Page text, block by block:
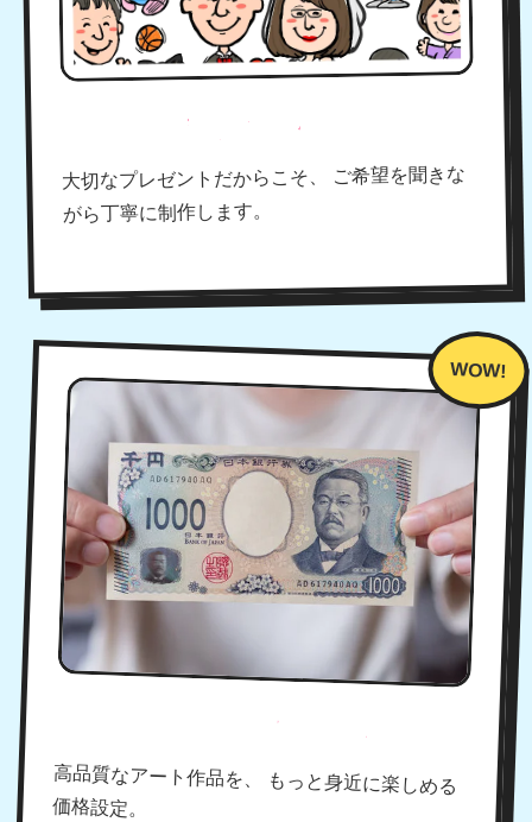
納得するまで相談OK！
大切なプレゼントだからこそ、 ご希望を聞きな
がら丁寧に制作します。
手に取りやすい価格！
高品質なアート作品を、 もっと身近に楽しめる
価格設定。